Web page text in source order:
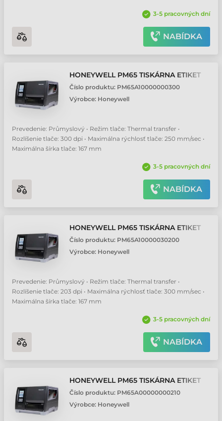
3-5 pracovných dní
NABÍDKA
HONEYWELL PM65 TISKÁRNA ETIKET
Číslo produktu: PM65A10000000300
Výrobce: Honeywell
Prevedenie: Průmyslový • Režim tlače: Thermal transfer •
Rozlíšenie tlače: 300 dpi • Maximálna rýchlosť tlače: 250 mm/sec •
Maximálna šírka tlače: 167 mm
3-5 pracovných dní
NABÍDKA
HONEYWELL PM65 TISKÁRNA ETIKET
Číslo produktu: PM65A10000030200
Výrobce: Honeywell
Prevedenie: Průmyslový • Režim tlače: Thermal transfer •
Rozlíšenie tlače: 203 dpi • Maximálna rýchlosť tlače: 300 mm/sec •
Maximálna šírka tlače: 167 mm
3-5 pracovných dní
NABÍDKA
HONEYWELL PM65 TISKÁRNA ETIKET
Číslo produktu: PM65A00000000210
Výrobce: Honeywell